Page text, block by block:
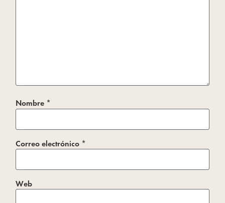
Nombre *
Correo electrónico *
Web